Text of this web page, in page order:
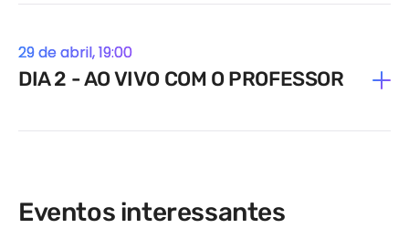
29 de abril, 19:00
DIA 2 - AO VIVO COM O PROFESSOR
Eventos interessantes